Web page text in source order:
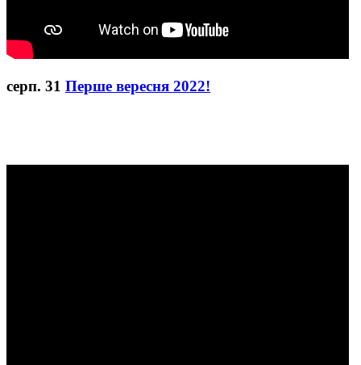
серп. 31 Перше вересня 2022!